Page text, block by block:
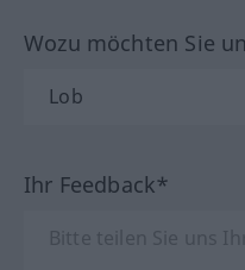
Wozu möchten Sie
Ihr Feedback*